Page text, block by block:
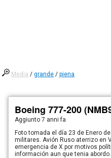
Media /grande /piena
Boeing 777-200
Aggiunto7 anni fa
Foto tomada el día 23 de Enero
militares. Avión Ruso aterrizo en
emergencia de X por motivos
información aun que tenia abordo.